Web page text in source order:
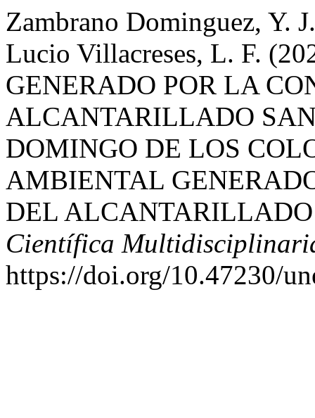
Zambrano Dominguez, Y.
Lucio Villacreses, L. F.
GENERADO POR LA
ALCANTARILLADO
DOMINGO DE LOS
AMBIENTAL
DEL
Científica
https://doi.org/10.47230/